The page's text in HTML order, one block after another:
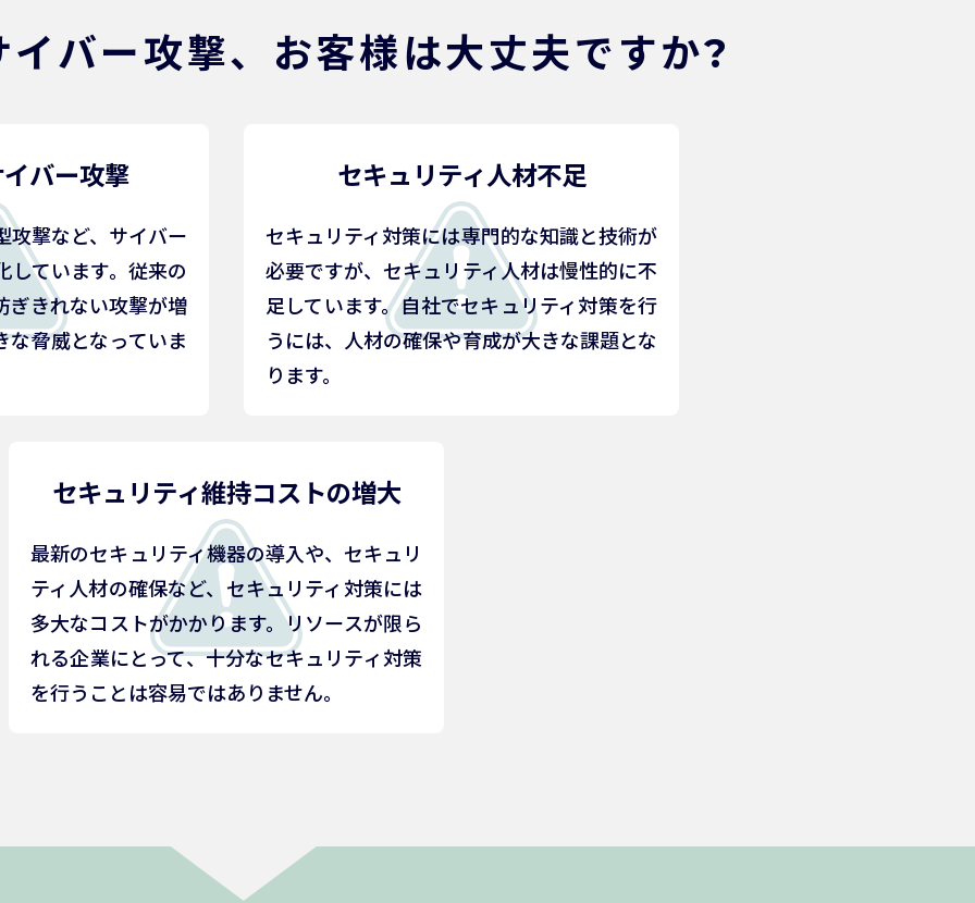
バー攻撃、 お客様は大丈夫ですか?
バー攻撃
攻撃など、サイバー
しています。従来の
ぎきれない攻撃が増
な脅威となっていま
セキュリティ人材不足
セキュリティ対策には専門的な知識と技術が
必要ですが、セキュリティ人材は慢性的に不
足しています。自社でセキュリティ対策を行
うには、人材の確保や育成が大きな課題とな
ります。
セキュリティ維持コストの増大
最新のセキュリティ機器の導入や、セキュリ
ティ人材の確保など、セキュリティ対策には
多大なコストがかかります。リソースが限ら
れる企業にとって、十分なセキュリティ対策
を行うことは容易ではありません。